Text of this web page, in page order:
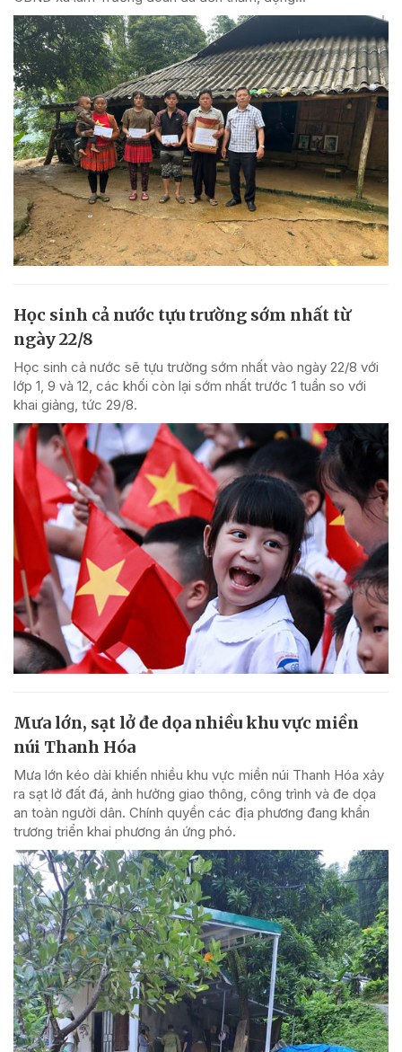
Học sinh cả nước tựu trường sớm nhất từ
ngày 22/8
Học sinh cả nước sẽ tựu trường sớm nhất vào ngày 22/8 với
lớp 1, 9 và 12, các khối còn lại sớm nhất trước 1 tuần so với
khai giảng, tức 29/8.
Mưa lớn, sạt lở đe dọa nhiều khu vực miền
núi Thanh Hóa
Mưa lớn kéo dài khiến nhiều khu vực miền núi Thanh Hóa xảy
ra sạt lở đất đá, ảnh hưởng giao thông, công trình và đe dọa
an toàn người dân. Chính quyền các địa phương đang khẩn
trương triển khai phương án ứng phó.